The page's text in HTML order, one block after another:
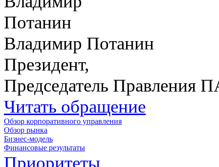
Владимир Потанин
Президент,
Председатель Правления
Читать обращение
Обзор корпоративного управления
Обзор рынка
Бизнес-модель
Финансовые результаты
Приоритеты